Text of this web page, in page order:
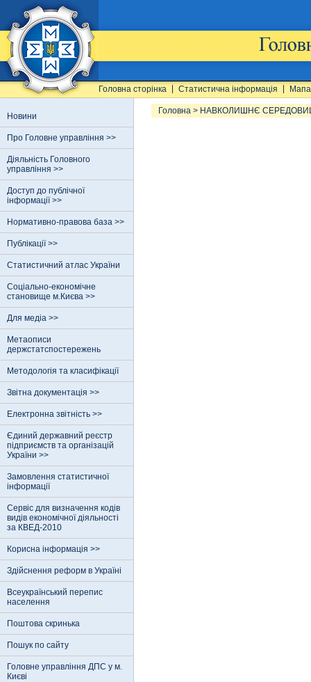
Головна сторінка Статистична інформація
Новини
Про Головне управління >>
Діяльність Головного
управління >>
Доступ до публічної
інформації >>
Нормативно-правова база >>
Публікації >>
Статистичний атлас України
Соціально-економічне
становище м.Києва >>
Для медіа >>
Метаописи
держстатспостережень
Методологія та класифікації
Звітна документація >>
Електронна звітність >>
Єдиний державний реєстр
пiдприємств та органiзацiй
України >>
Замовлення статистичної
інформації
Сервіс для визначення кодів
видів економічної діяльності
за КВЕД-2010
Корисна інформація >>
Здійснення реформ в Україні
Всеукраїнський перепис
населення
Поштова скринька
Пошук по сайту
Головне управління ДПС у м.
Києві
Головна > НАВКОЛИШНЄ